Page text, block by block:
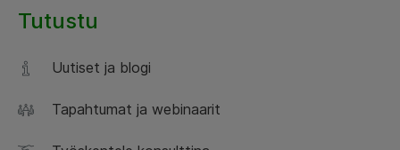
Tutustu
Uutiset ja blogi
Tapahtumat ja webinaarit